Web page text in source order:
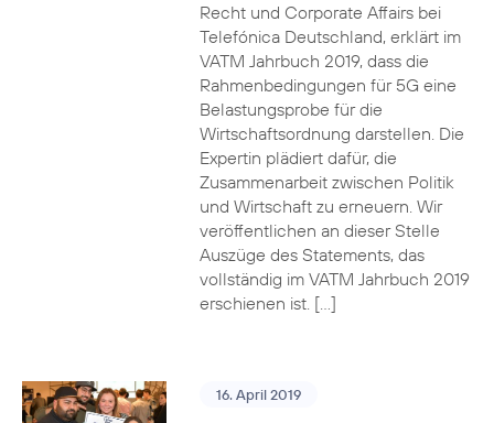
Recht und Corporate Affairs bei
Telefónica Deutschland, erklärt im
VATM Jahrbuch 2019, dass die
Rahmenbedingungen für 5G eine
Belastungsprobe für die
Wirtschaftsordnung darstellen. Die
Expertin plädiert dafür, die
Zusammenarbeit zwischen Politik
und Wirtschaft zu erneuern. Wir
veröffentlichen an dieser Stelle
Auszüge des Statements, das
vollständig im VATM Jahrbuch 2019
erschienen ist. […]
16. April 2019